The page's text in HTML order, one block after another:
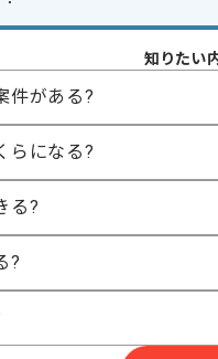
長期プロジェクト
ル
いた開発経験3年以上
経験やスキルをお持ちであれば申
間
140時間〜180時間
知りたい
件がある?
らになる?
る?
?